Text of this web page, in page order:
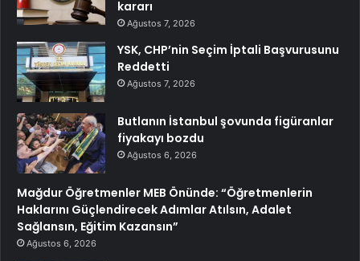
kararı
Ağustos 7, 2026
YSK, CHP’nin Seçim İptali Başvurusunu
Reddetti
Ağustos 7, 2026
Butlanın İstanbul şovunda figüranlar
fiyakayı bozdu
Ağustos 6, 2026
Mağdur Öğretmenler MEB Önünde: “Öğretmenlerin
Haklarını Güçlendirecek Adımlar Atılsın, Adalet
Sağlansın, Eğitim Kazansın”
Ağustos 6, 2026